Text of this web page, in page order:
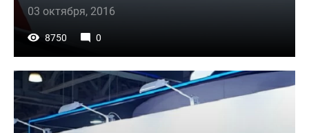
03 октября, 2016
8750 0